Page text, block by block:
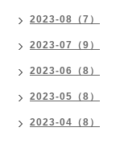
2023-08（7）
2023-07（9）
2023-06（8）
2023-05（8）
2023-04（8）